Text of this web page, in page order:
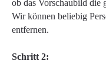
ob das Vorschaubild die
Wir können beliebig
entfernen.
Schritt 2: